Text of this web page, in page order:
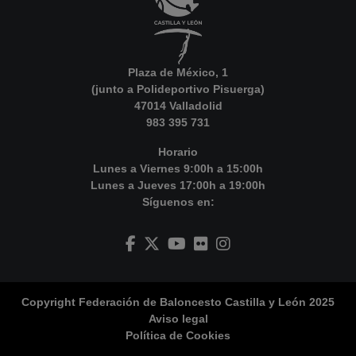
Plaza de México, 1
(junto a Polideportivo Pisuerga)
47014 Valladolid
983 395 731
Horario
Lunes a Viernes 9:00h a 15:00h
Lunes a Jueves 17:00h a 19:00h
Síguenos en:
Copyright Federación de Baloncesto Castilla y León 2025
Aviso legal
Política de Cookies